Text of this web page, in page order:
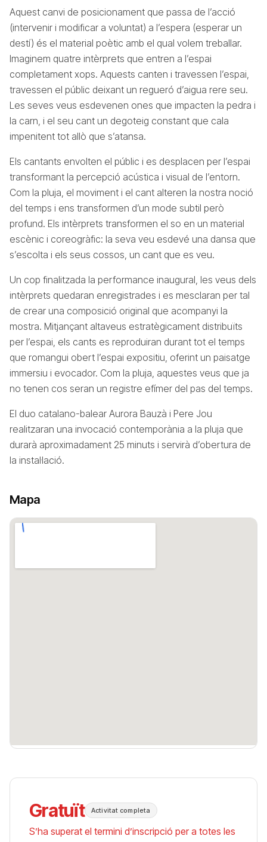
Aquest canvi de posicionament que passa de l’acció
(intervenir i modificar a voluntat) a l’espera (esperar un
destí) és el material poètic amb el qual volem treballar.
Imaginem quatre intèrprets que entren a l’espai
completament xops. Aquests canten i travessen l’espai,
travessen el públic deixant un regueró d’aigua rere seu.
Les seves veus esdevenen ones que impacten la pedra i
la carn, i el seu cant un degoteig constant que cala
impenitent tot allò que s’atansa.
Els cantants envolten el públic i es desplacen per l’espai
transformant la percepció acústica i visual de l’entorn.
Com la pluja, el moviment i el cant alteren la nostra noció
del temps i ens transformen d’un mode subtil però
profund. Els intèrprets transformen el so en un material
escènic i coreogràfic: la seva veu esdevé una dansa que
s’escolta i els seus cossos, un cant que es veu.
Un cop finalitzada la performance inaugural, les veus dels
intèrprets quedaran enregistrades i es mesclaran per tal
de crear una composició original que acompanyi la
mostra. Mitjançant altaveus estratègicament distribuïts
per l’espai, els cants es reproduiran durant tot el temps
que romangui obert l’espai expositiu, oferint un paisatge
immersiu i evocador. Com la pluja, aquestes veus que ja
no tenen cos seran un registre efímer del pas del temps.
El duo catalano-balear Aurora Bauzà i Pere Jou
realitzaran una invocació contemporània a la pluja que
durarà aproximadament 25 minuts i servirà d’obertura de
la instal·lació.
Mapa
Gratuït Activitat completa
S’ha superat el termini d’inscripció per a totes les